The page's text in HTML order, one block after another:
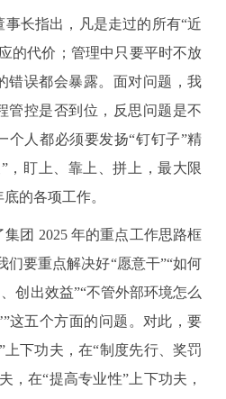
事长指出，凡是走过的所有“近
的代价；管理中只要平时不放
错误都会暴露。面对问题，我
管控是否到位，反思问题是不
个人都必须要发扬“钉钉子”精
，盯上、靠上、拼上，最大限
的各项工作。
团 2025 年的重点工作思路框
们要重点解决好“愿意干”“如何
创出效益”“不管外部环境怎么
这五个方面的问题。对此，要
下功夫，在“制度先行、奖罚
，在“提高专业性”上下功夫，